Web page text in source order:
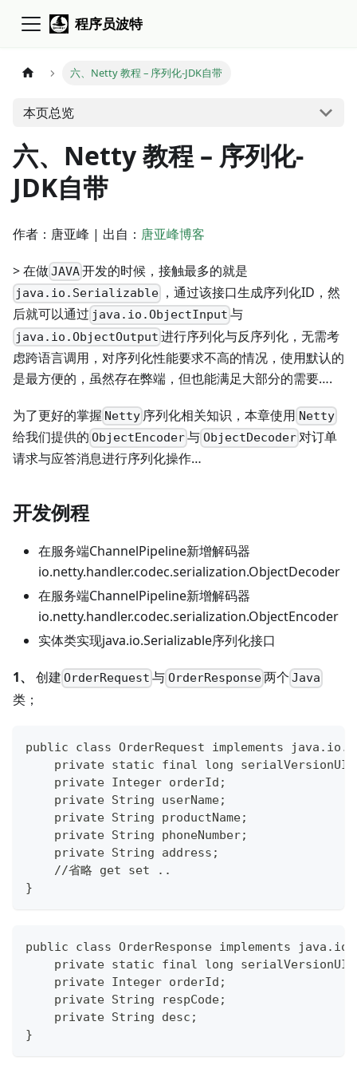
程序员波特
六、Netty 教程 – 序列化-JDK自带
本页总览
六、Netty 教程 – 序列化-
JDK自带
作者：唐亚峰 | 出自： 唐亚峰博客
> 在做JAVA开发的时候，接触最多的就是
java.io.Serializable ，通过该接口生成序列化ID，然
后就可以通过 java.io.ObjectInput 与
java.io.ObjectOutput 进行序列化与反序列化，无需考
虑跨语言调用，对序列化性能要求不高的情况，使用默认的
是最方便的，虽然存在弊端，但也能满足大部分的需要….
为了更好的掌握 Netty 序列化相关知识，本章使用 Netty
给我们提供的 ObjectEncoder与 ObjectDecoder对订单
请求与应答消息进行序列化操作…
开发例程
在服务端ChannelPipeline新增解码器
io.netty.handler.codec.serialization.ObjectDecoder
在服务端ChannelPipeline新增解码器
io.netty.handler.codec.serialization.ObjectEncoder
实体类实现java.io.Serializable序列化接口
1、 创建 OrderRequest 与 OrderResponse两个 Java
类；
public class OrderRequest implements
private static final long
    private Integer orderId;
    private String userName;
    private String productName;
    private String phoneNumber;
    private String address;
    //省略 get set ..
}
public class OrderResponse implements
private static final long
    private Integer orderId;
    private String respCode;
    private String desc;
}